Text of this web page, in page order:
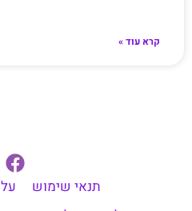
קרא עוד »
תנאי שימוש עלינו